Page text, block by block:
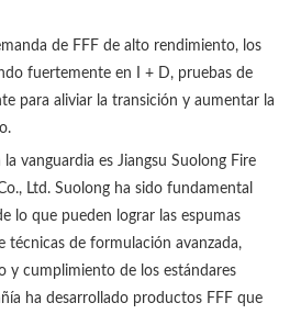
de FFF de alto rendimiento, los
fuertemente en I + D, pruebas de
para aliviar la transición y aumentar la
vanguardia es Jiangsu Suolong Fire
Ltd. Suolong ha sido fundamental
lo que pueden lograr las espumas
técnicas de formulación avanzada,
y cumplimiento de los estándares
ha desarrollado productos FFF que